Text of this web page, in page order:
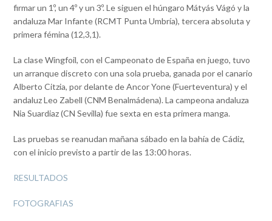
firmar un 1º, un 4º y un 3º. Le siguen el húngaro Mátyás Vágó y la
andaluza Mar Infante (RCMT Punta Umbría), tercera absoluta y
primera fémina (12,3,1).
La clase Wingfoil, con el Campeonato de España en juego, tuvo
un arranque discreto con una sola prueba, ganada por el canario
Alberto Citzia, por delante de Ancor Yone (Fuerteventura) y el
andaluz Leo Zabell (CNM Benalmádena). La campeona andaluza
Nia Suardiaz (CN Sevilla) fue sexta en esta primera manga.
Las pruebas se reanudan mañana sábado en la bahía de Cádiz,
con el inicio previsto a partir de las 13:00 horas.
RESULTADOS
FOTOGRAFIAS